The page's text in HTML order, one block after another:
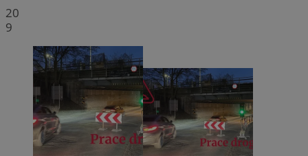
20
9